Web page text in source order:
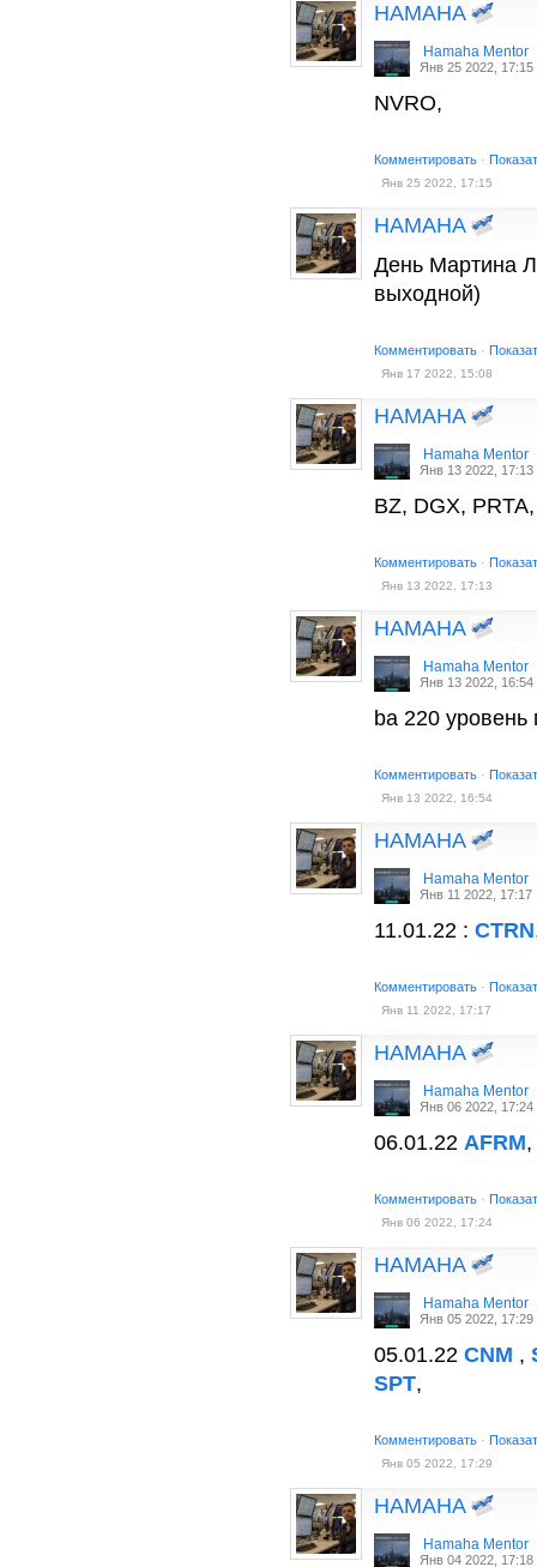
HAMAHA
Hamaha Mentor
Янв 25 2022, 17:15
NVRO,
Комментировать ·
Янв 25 2022, 17:15
HAMAHA
День Мартина
выходной)
Комментировать ·
Янв 17 2022, 15:08
HAMAHA
Hamaha Mentor
Янв 13 2022, 17:13
BZ, DGX,
Комментировать ·
Янв 13 2022, 17:13
HAMAHA
Hamaha Mentor
Янв 13 2022, 16:54
ba 220 уровень
Комментировать ·
Янв 13 2022, 16:54
HAMAHA
Hamaha Mentor
Янв 11 2022, 17:17
11.01.22 : CTRN
Комментировать ·
Янв 11 2022, 17:17
HAMAHA
Hamaha Mentor
Янв 06 2022, 17:24
06.01.22 AFRM,
Комментировать ·
Янв 06 2022, 17:24
HAMAHA
Hamaha Mentor
Янв 05 2022, 17:29
05.01.22 CNM ,
SPT,
Комментировать ·
Янв 05 2022, 17:29
HAMAHA
Hamaha Mentor
Янв 04 2022, 17:18